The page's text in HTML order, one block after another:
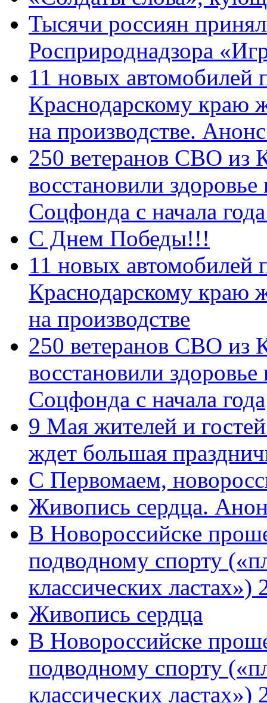
Тысячи россиян
Росприроднадзора
11 новых автомобилей
Краснодарскому краю
на производстве.
250 ветеранов СВО из
восстановили
Соцфонда с начала
С Днем Победы!!!
11 новых автомобилей
Краснодарскому краю
на производстве
250 ветеранов СВО из
восстановили
Соцфонда с начала года
9 Мая жителей и
ждет большая
C Первомаем,
Живопись сердца.
В Новороссийске
подводному спорту
классических
Живопись сердца
В Новороссийске
подводному спорту
классических ластах»)